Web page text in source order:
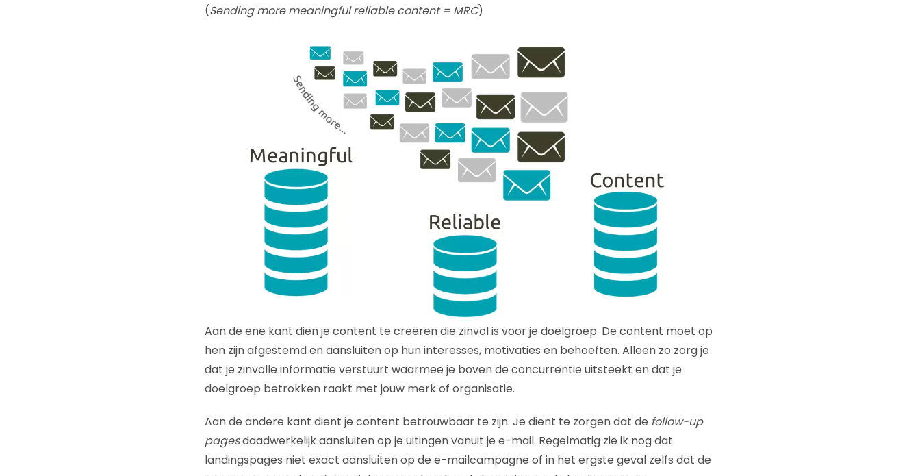
(Sending more meaningful reliable content = MRC)
Aan de ene kant dien je content te creëren die zinvol is voor je doelgroep. De content moet op
hen zijn afgestemd en aansluiten op hun interesses, motivaties en behoeften. Alleen zo zorg je
dat je zinvolle informatie verstuurt waarmee je boven de concurrentie uitsteekt en dat je
doelgroep betrokken raakt met jouw merk of organisatie.
Aan de andere kant dient je content betrouwbaar te zijn. Je dient te zorgen dat de follow-up
pagesdaadwerkelijk aansluiten op je uitingen vanuit je e-mail. Regelmatig zie ik nog dat
landingspages niet exact aansluiten op de e-mailcampagne of in het ergste geval zelfs dat de